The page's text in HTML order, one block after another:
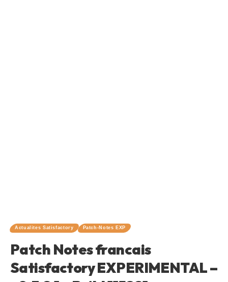
Actualites Satisfactory Patch-Notes EXP
Patch Notes francais
Satisfactory EXPERIMENTAL –